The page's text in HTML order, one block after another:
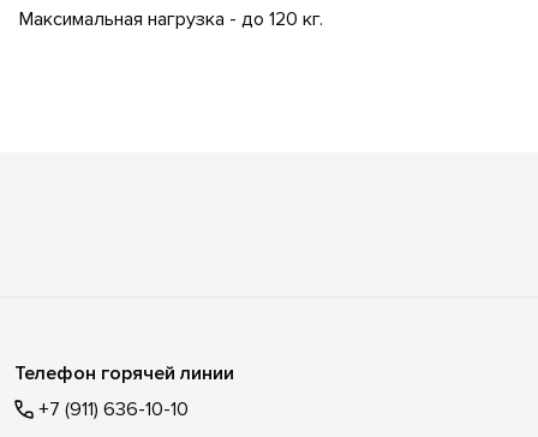
Максимальная нагрузка - до 120 кг.
Телефон горячей линии
+7 (911) 636-10-10